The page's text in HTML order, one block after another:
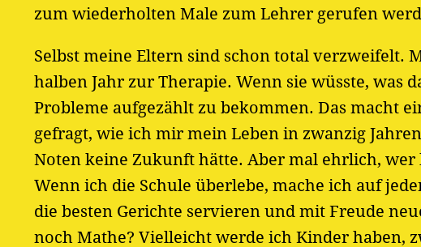
zum wiederholten Male zum Lehrer gerufen
Selbst meine Eltern sind schon total verzweifelt.
halben Jahr zur Therapie. Wenn sie wüsste, was
Probleme aufgezählt zu bekommen. Das macht
gefragt, wie ich mir mein Leben in zwanzig
Noten keine Zukunft hätte. Aber mal ehrlich,
Wenn ich die Schule überlebe, mache ich auf
die besten Gerichte servieren und mit Freude
noch Mathe? Vielleicht werde ich Kinder haben,